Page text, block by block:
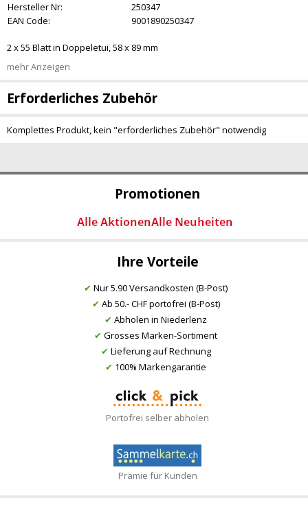
Promotionen
Ihre Vorteile
✔ Nur 5.90 Versandkosten (B-Post)
✔ Ab 50.- CHF portofrei (B-Post)
✔ Abholen in Niederlenz
✔ Grosses Marken-Sortiment
✔ Lieferung auf Rechnung
✔ 100% Markengarantie
Portofrei selber abholen
Prämie für Kunden
Hersteller Nr:
250347
EAN Code:
9001890250347
2 x 55 Blatt in Doppeletui, 58 x 89 mm
mehr Anzeigen
Erforderliches Zubehör
Komplettes Produkt, kein "erforderliches Zubehör" notwendig